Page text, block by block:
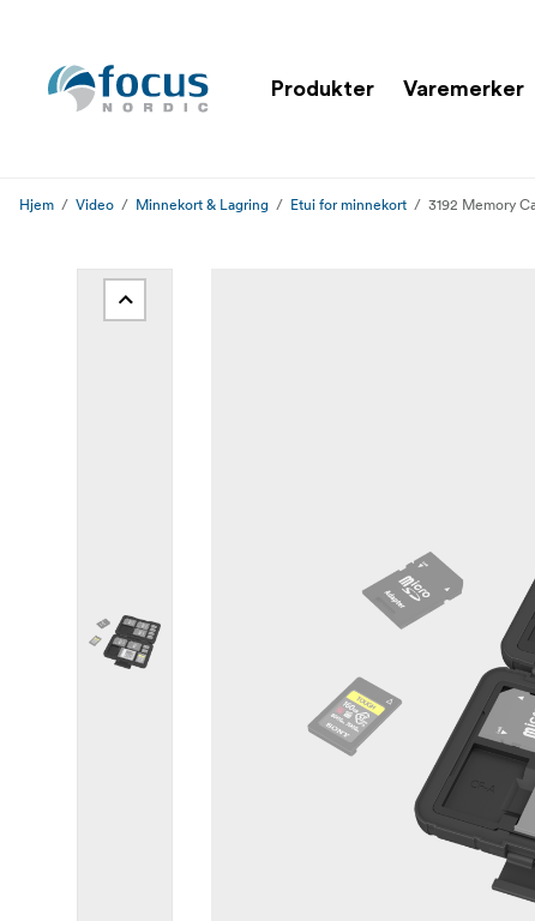
Produkter Varemerker
Hjem Video Minnekort & Lagring Etui for minnekort 3192 Memory